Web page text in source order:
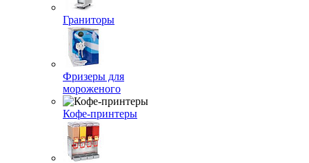
Граниторы
Фризеры для
мороженого
Кофе-принтеры